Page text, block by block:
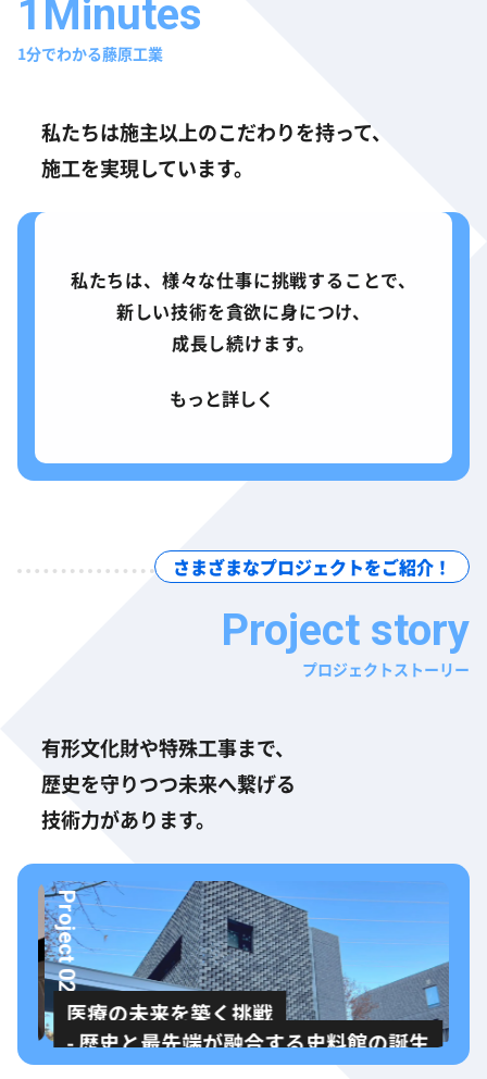
1分でわかる藤原工業
私たちは施主以上のこだわりを持って、
施工を実現しています。
私たちは、様々な仕事に挑戦することで、
新しい技術を貪欲に身につけ、
成長し続けます。
もっと詳しく
さまざまなプロジェクトをご紹介！
プロジェクトストーリー
有形文化財や特殊工事まで、
歴史を守りつつ未来へ繋げる
技術力があります。
Project 02
医療の未来を築く挑戦
- 歴史と最先端が融合する史料館の誕生